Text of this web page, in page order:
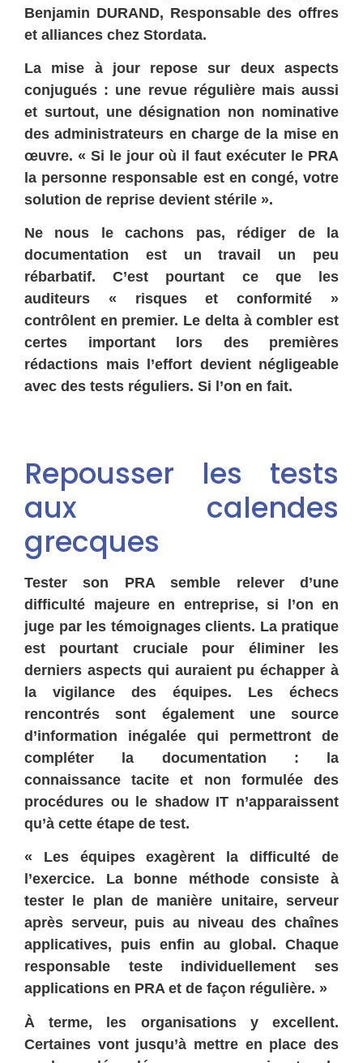
Benjamin DURAND, Responsable des offres
et alliances chez Stordata.
La mise à jour repose sur deux aspects
conjugués : une revue régulière mais aussi
et surtout, une désignation non nominative
des administrateurs en charge de la mise en
œuvre. « Si le jour où il faut exécuter le PRA
la personne responsable est en congé, votre
solution de reprise devient stérile ».
Ne nous le cachons pas, rédiger de la
documentation est un travail un peu
rébarbatif. C’est pourtant ce que les
auditeurs « risques et conformité »
contrôlent en premier. Le delta à combler est
certes important lors des premières
rédactions mais l’effort devient négligeable
avec des tests réguliers. Si l’on en fait.
Repousser les tests
aux calendes
grecques
Tester son PRA semble relever d’une
difficulté majeure en entreprise, si l’on en
juge par les témoignages clients. La pratique
est pourtant cruciale pour éliminer les
derniers aspects qui auraient pu échapper à
la vigilance des équipes. Les échecs
rencontrés sont également une source
d’information inégalée qui permettront de
compléter la documentation : la
connaissance tacite et non formulée des
procédures ou le shadow IT n’apparaissent
qu’à cette étape de test.
« Les équipes exagèrent la difficulté de
l’exercice. La bonne méthode consiste à
tester le plan de manière unitaire, serveur
après serveur, puis au niveau des chaînes
applicatives, puis enfin au global. Chaque
responsable teste individuellement ses
applications en PRA et de façon régulière. »
À terme, les organisations y excellent.
Certaines vont jusqu’à mettre en place des